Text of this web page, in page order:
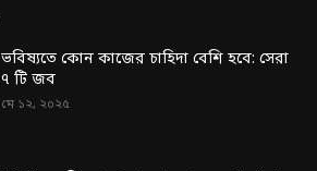
ভবিষ্যতে কোন কাজের চাহিদা বেশি হবে: সেরা
৭ টি জব
মে ১২, ২০২৫